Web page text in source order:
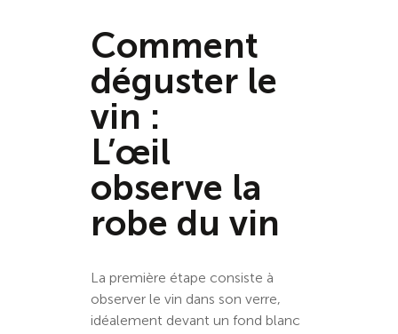
Comment
déguster le
vin :
L’œil
observe la
robe du vin
La première étape consiste à
observer le vin dans son verre,
idéalement devant un fond blanc